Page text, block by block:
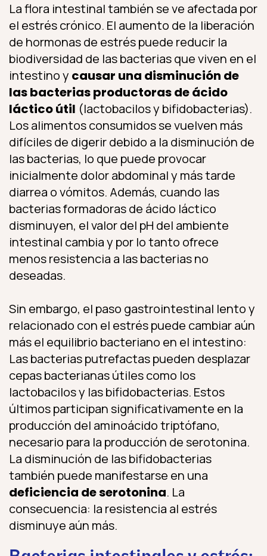
La flora intestinal también se ve afectada por
el estrés crónico. El aumento de la liberación
de hormonas de estrés puede reducir la
biodiversidad de las bacterias que viven en el
intestino y causar una disminución de
las bacterias productoras de ácido
láctico útil (lactobacilos y bifidobacterias).
Los alimentos consumidos se vuelven más
difíciles de digerir debido a la disminución de
las bacterias, lo que puede provocar
inicialmente dolor abdominal y más tarde
diarrea o vómitos. Además, cuando las
bacterias formadoras de ácido láctico
disminuyen, el valor del pH del ambiente
intestinal cambia y por lo tanto ofrece
menos resistencia a las bacterias no
deseadas.
Sin embargo, el paso gastrointestinal lento y
relacionado con el estrés puede cambiar aún
más el equilibrio bacteriano en el intestino:
Las bacterias putrefactas pueden desplazar
cepas bacterianas útiles como los
lactobacilos y las bifidobacterias. Estos
últimos participan significativamente en la
producción del aminoácido triptófano,
necesario para la producción de serotonina.
La disminución de las bifidobacterias
también puede manifestarse en una
deficiencia de serotonina. La
consecuencia: la resistencia al estrés
disminuye aún más.